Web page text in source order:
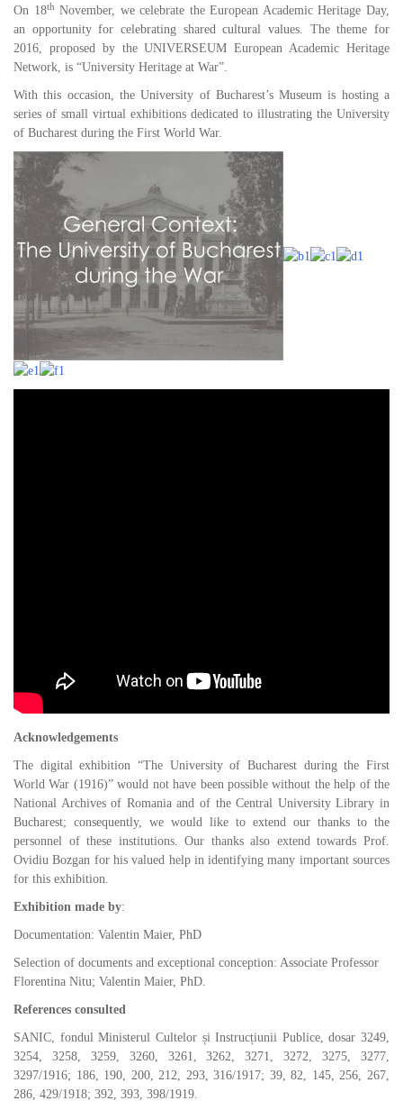
On 18th November, we celebrate the European Academic Heritage Day,
an opportunity for celebrating shared cultural values. The theme for
2016, proposed by the UNIVERSEUM European Academic Heritage
Network, is “University Heritage at War”.
With this occasion, the University of Bucharest’s Museum is hosting a
series of small virtual exhibitions dedicated to illustrating the University
of Bucharest during the First World War.
Acknowledgements
The digital exhibition “The University of Bucharest during the First
World War (1916)” would not have been possible without the help of the
National Archives of Romania and of the Central University Library in
Bucharest; consequently, we would like to extend our thanks to the
personnel of these institutions. Our thanks also extend towards Prof.
Ovidiu Bozgan for his valued help in identifying many important sources
for this exhibition.
Exhibition made by:
Documentation: Valentin Maier, PhD
Selection of documents and exceptional conception: Associate Professor
Florentina Nitu; Valentin Maier, PhD.
References consulted
SANIC, fondul Ministerul Cultelor și Instrucțiunii Publice, dosar 3249,
3254, 3258, 3259, 3260, 3261, 3262, 3271, 3272, 3275, 3277,
3297/1916; 186, 190, 200, 212, 293, 316/1917; 39, 82, 145, 256, 267,
286, 429/1918; 392, 393, 398/1919.